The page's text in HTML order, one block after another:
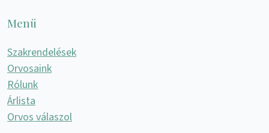
Menü
Szakrendelések
Orvosaink
Rólunk
Árlista
Orvos válaszol